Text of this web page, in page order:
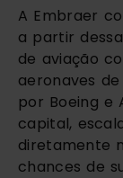
A Embraer
a partir
de aviação
aeronaves
por Boeing e
capital,
diretamente
chances de